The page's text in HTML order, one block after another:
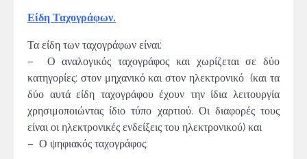
Είδη Ταχογράφων.
Τα είδη των ταχογράφων είναι:
– Ο αναλογικός ταχογράφος και χωρίζεται σε δύο
κατηγορίες: στον μηχανικό και στον ηλεκτρονικό (και τα
δύο αυτά είδη ταχογράφου έχουν την ίδια λειτουργία
χρησιμοποιώντας ίδιο τύπο χαρτιού. Οι διαφορές τους
είναι οι ηλεκτρονικές ενδείξεις του ηλεκτρονικού) και
– Ο ψηφιακός ταχογράφος.